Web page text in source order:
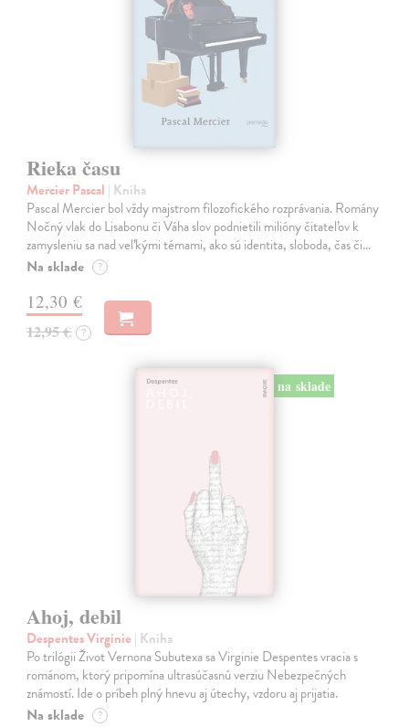
Rieka času
Mercier Pascal | Kniha
Pascal Mercier bol vždy majstrom filozofického rozprávania. Romány
Nočný vlak do Lisabonu či Váha slov podnietili milióny čitateľov k
zamysleniu sa nad veľkými témami, ako sú identita, sloboda, čas či…
Na sklade ?
12,30 €
12,95 € ?
na sklade
Ahoj, debil
Despentes Virginie | Kniha
Po trilógii Život Vernona Subutexa sa Virginie Despentes vracia s
románom, ktorý pripomína ultrasúčasnú verziu Nebezpečných
známostí. Ide o príbeh plný hnevu aj útechy, vzdoru aj prijatia.
Na sklade ?